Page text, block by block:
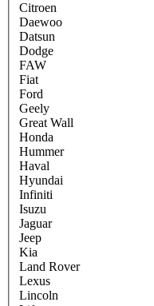
Citroen
Daewoo
Datsun
Dodge
FAW
Fiat
Ford
Geely
Great Wall
Honda
Hummer
Haval
Hyundai
Infiniti
Isuzu
Jaguar
Jeep
Kia
Land Rover
Lexus
Lincoln